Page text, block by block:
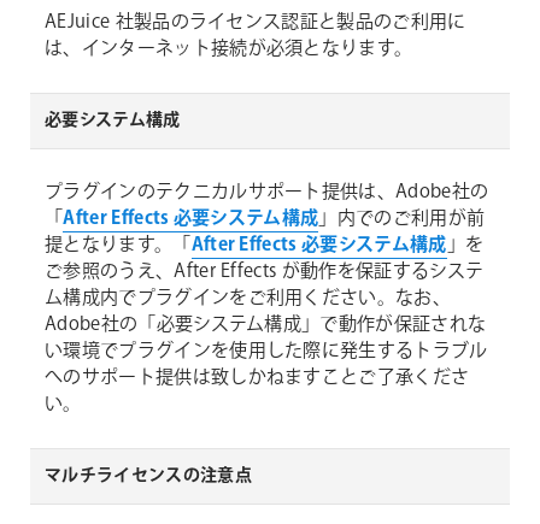
AEJuice 社製品のライセンス認証と製品のご利用に
は、インターネット接続が必須となります。
必要システム構成
プラグインのテクニカルサポート提供は、Adobe社の
「After Effects 必要システム構成」内でのご利用が前
提となります。「 After Effects 必要システム構成」を
ご参照のうえ、After Effects が動作を保証するシステ
ム構成内でプラグインをご利用ください。なお、
Adobe社の「必要システム構成」で動作が保証されな
い環境でプラグインを使用した際に発生するトラブル
へのサポート提供は致しかねますことご了承くださ
い。
マルチライセンスの注意点